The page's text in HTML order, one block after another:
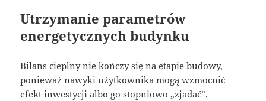
Utrzymanie parametrów
energetycznych budynku
Bilans cieplny nie kończy się na etapie budowy,
ponieważ nawyki użytkownika mogą wzmocnić
efekt inwestycji albo go stopniowo „zjadać”.